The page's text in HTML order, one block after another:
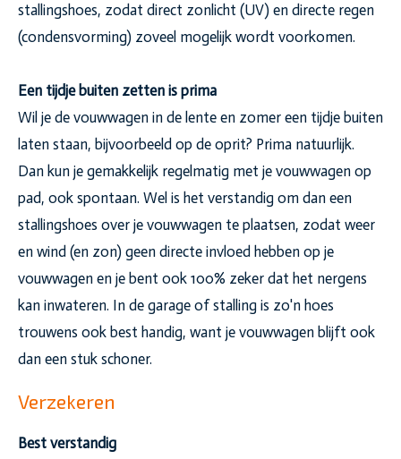
stallingshoes, zodat direct zonlicht (UV) en directe regen
(condensvorming) zoveel mogelijk wordt voorkomen.
Een tijdje buiten zetten is prima
Wil je de vouwwagen in de lente en zomer een tijdje buiten
laten staan, bijvoorbeeld op de oprit? Prima natuurlijk.
Dan kun je gemakkelijk regelmatig met je vouwwagen op
pad, ook spontaan. Wel is het verstandig om dan een
stallingshoes over je vouwwagen te plaatsen, zodat weer
en wind (en zon) geen directe invloed hebben op je
vouwwagen en je bent ook 100% zeker dat het nergens
kan inwateren. In de garage of stalling is zo'n hoes
trouwens ook best handig, want je vouwwagen blijft ook
dan een stuk schoner.
Verzekeren
Best verstandig